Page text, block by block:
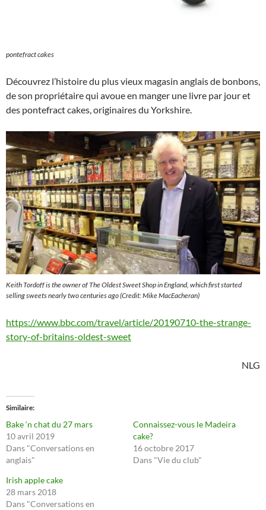
pontefract cakes
Découvrez l’histoire du plus vieux magasin anglais de bonbons,
de son propriétaire qui avoue en manger une livre par jour et
des pontefract cakes, originaires du Yorkshire.
Keith Tordoff is the owner of The Oldest Sweet Shop in England, which first started
selling sweets nearly two centuries ago (Credit: Mike MacEacheran)
https://www.bbc.com/travel/article/20190710-the-strange-
story-of-britains-oldest-sweet
NLG
Similaire
Bake ‘n chat du 27 mars
10 avril 2019
Dans "Conversations en
anglais"
Connaissez-vous le Madeira
cake?
16 octobre 2017
Dans "Vie du club"
Irish apple cake
28 mars 2018
Dans "Conversations en